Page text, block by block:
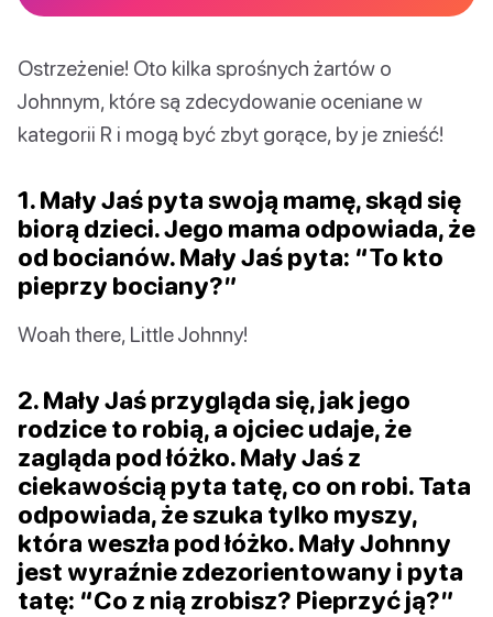
Ostrzeżenie! Oto kilka sprośnych żartów o
Johnnym, które są zdecydowanie oceniane w
kategorii R i mogą być zbyt gorące, by je znieść!
1. Mały Jaś pyta swoją mamę, skąd się
biorą dzieci. Jego mama odpowiada, że
od bocianów. Mały Jaś pyta: “To kto
pieprzy bociany?”
Woah there, Little Johnny!
2. Mały Jaś przygląda się, jak jego
rodzice to robią, a ojciec udaje, że
zagląda pod łóżko. Mały Jaś z
ciekawością pyta tatę, co on robi. Tata
odpowiada, że szuka tylko myszy,
która weszła pod łóżko. Mały Johnny
jest wyraźnie zdezorientowany i pyta
tatę: “Co z nią zrobisz? Pieprzyć ją?”